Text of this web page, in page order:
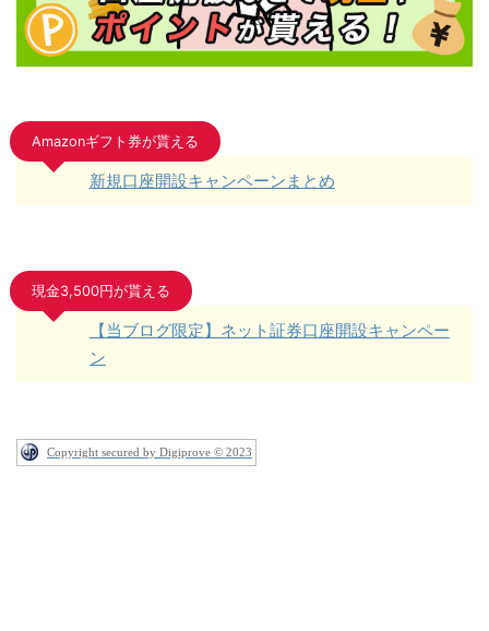
Amazonギフト券が貰える
新規口座開設キャンペーンまとめ
現金3,500円が貰える
【当ブログ限定】ネット証券口座開設キャンペー
ン
Copyright secured by Digiprove © 2023